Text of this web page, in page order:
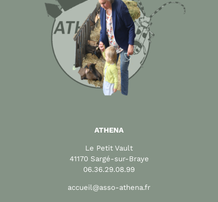
ATHENA
Le Petit Vault
41170 Sargé-sur-Braye
06.36.29.08.99
accueil@asso-athena.fr